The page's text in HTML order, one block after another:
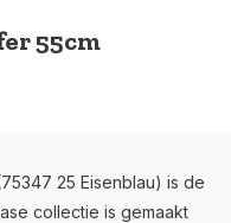
55cm
25 Eisenblau) is de
collectie is gemaakt